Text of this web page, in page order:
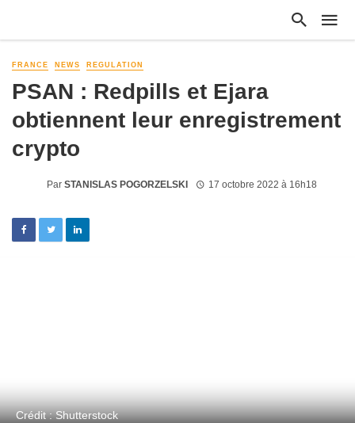
FRANCE NEWS REGULATION
PSAN : Redpills et Ejara
obtiennent leur enregistrement
crypto
Par STANISLAS POGORZELSKI 17 octobre 2022 à 16h18
Crédit : Shutterstock